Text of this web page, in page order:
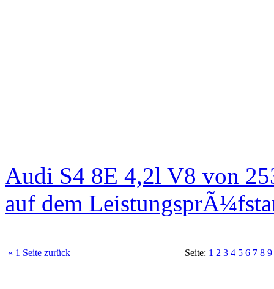
Audi S4 8E 4,2l V8 von
auf dem
« 1 Seite zurück Seite: 1 2 3 4 5 6 7 8 9